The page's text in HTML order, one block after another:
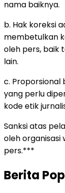
nama baiknya.
b. Hak koreksi
membetulkan
oleh pers, baik
lain.
c.
yang perlu
kode etik
Sanksi atas
oleh
pers.***
Berita